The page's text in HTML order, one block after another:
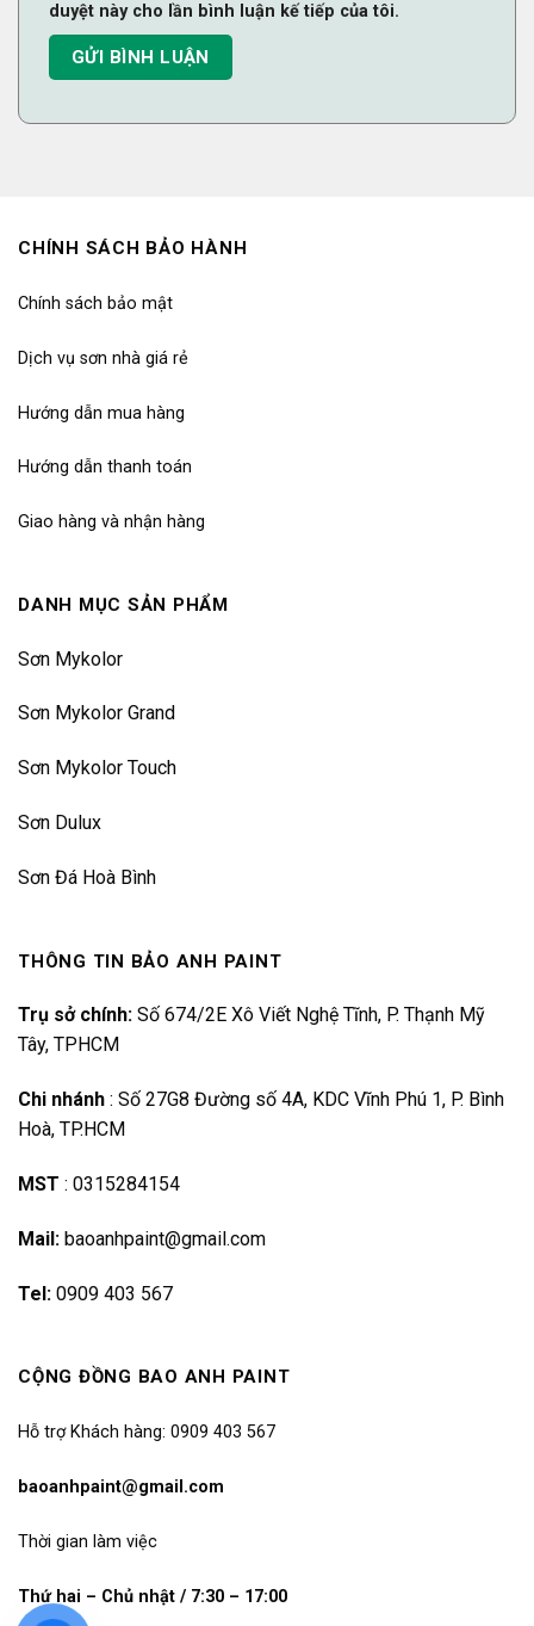
duyệt này cho lần bình luận kế tiếp của tôi.
CHÍNH SÁCH BẢO HÀNH
Chính sách bảo mật
Dịch vụ sơn nhà giá rẻ
Hướng dẫn mua hàng
Hướng dẫn thanh toán
Giao hàng và nhận hàng
DANH MỤC SẢN PHẨM
Sơn Mykolor
Sơn Mykolor Grand
Sơn Mykolor Touch
Sơn Dulux
Sơn Đá Hoà Bình
THÔNG TIN BẢO ANH PAINT
Trụ sở chính: Số 674/2E Xô Viết Nghệ Tĩnh, P. Thạnh Mỹ
Tây, TPHCM
Chi nhánh : Số 27G8 Đường số 4A, KDC Vĩnh Phú 1, P. Bình
Hoà, TP.HCM
MST : 0315284154
Mail: baoanhpaint@gmail.com
Tel: 0909 403 567
CỘNG ĐỒNG BAO ANH PAINT
Hỗ trợ Khách hàng: 0909 403 567
baoanhpaint@gmail.com
Thời gian làm việc
Thứ hai – Chủ nhật / 7:30 – 17:00